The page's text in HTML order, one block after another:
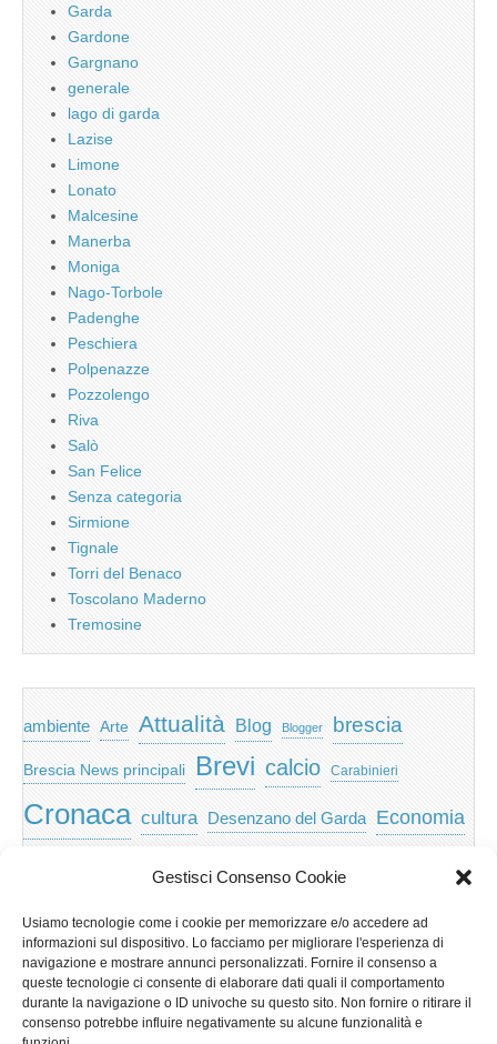
Gestisci Consenso Cookie
Usiamo tecnologie come i cookie per memorizzare e/o accedere ad
informazioni sul dispositivo. Lo facciamo per migliorare l'esperienza di
navigazione e mostrare annunci personalizzati. Fornire il consenso a
queste tecnologie ci consente di elaborare dati quali il comportamento
durante la navigazione o ID univoche su questo sito. Non fornire o ritirare il
consenso potrebbe influire negativamente su alcune funzionalità e
Garda
Gardone
Gargnano
generale
lago di garda
Lazise
Limone
Lonato
Malcesine
Manerba
Moniga
Nago-Torbole
Padenghe
Peschiera
Polpenazze
Pozzolengo
Riva
Salò
San Felice
Senza categoria
Sirmione
Tignale
Torri del Benaco
Toscolano Maderno
Tremosine
ambiente Arte Attualità Blog Blogger brescia
Brescia News principali Brevi calcio Carabinieri
Cronaca cultura Desenzano del Garda Economia
lago di garda Musica Nera news Notizie
Notizie dal Garda
Notizie Lombardia
Notizie per categoria Notizie Provincia di Brescia